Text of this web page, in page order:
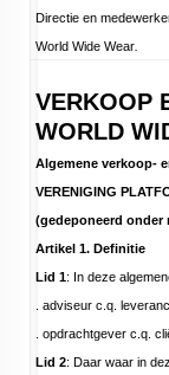
Directie en
World Wide Wear
VERKOOP
WORLD
Algemene verkoop-
VERENIGING
(gedeponeerd onder
Artikel 1. Definitie
Lid 1: In deze
. adviseur c.q.
. opdrachtgever c.q.
Lid 2: Daar waar in